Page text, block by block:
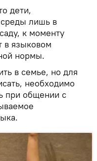
дети,
лишь в
к моменту
в языковом
нормы.
в семье, но для
необходимо
при общении с